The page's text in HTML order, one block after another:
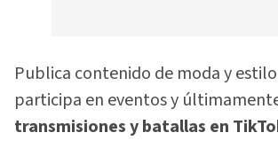
Publica contenido de moda y
participa en eventos y
transmisiones y batallas en